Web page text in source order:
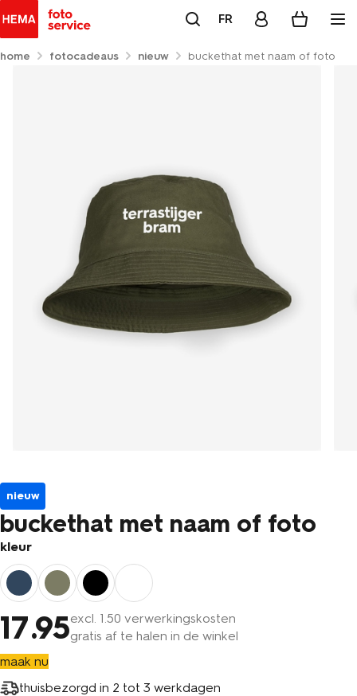
FR
home fotocadeaus nieuw buckethat met naam of foto
nieuw
buckethat met naam of foto
kleur
17.95excl. 1 .50 verwerkingskosten
gratis af te halen in de winkel
maak nu
thuisbezorgd in 2 tot 3 werkdagen